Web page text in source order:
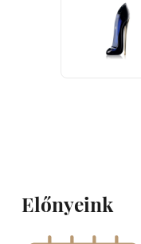
Előnyeink